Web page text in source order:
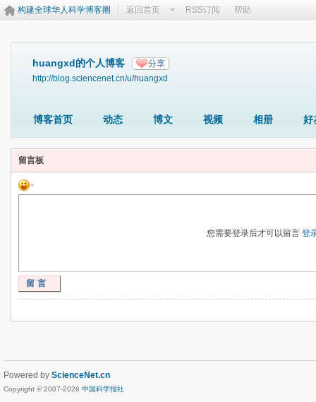
构建全球华人科学博客圈 返回首页 RSS订阅 帮助
huangxd的个人博客 分享
http://blog.sciencenet.cn/u/huangxd
博客首页 动态 博文 视频 相册 好
留言板
您需要登录后才可以留言 登
留言
Powered by ScienceNet.cn
Copyright © 2007-2026 中国科学报社